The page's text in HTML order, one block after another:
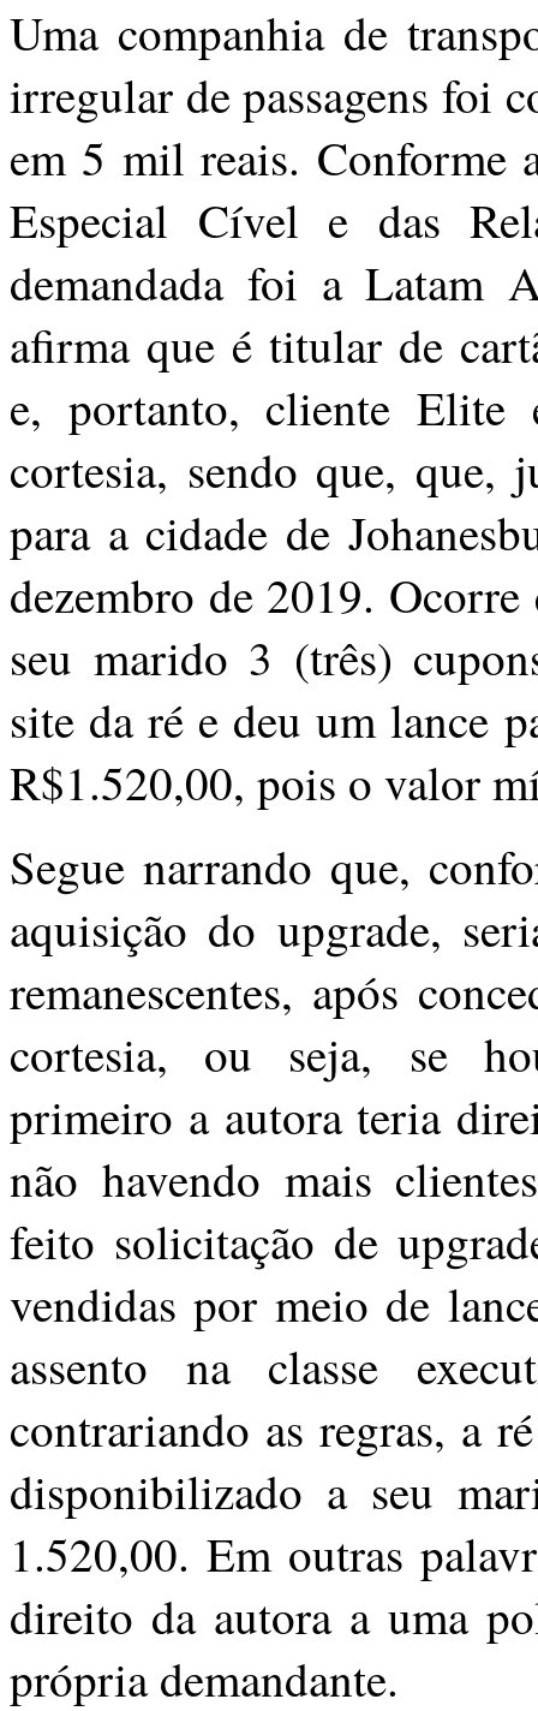
Uma companhia de
irregular de passagens foi
em 5 mil reais. Conforme
Especial Cível e das
demandada foi a Latam
afirma que é titular de
e, portanto, cliente
cortesia, sendo que, que,
para a cidade de
dezembro de 2019.
seu marido 3 (três)
site da ré e deu um lance
R$1.520,00, pois o valor
Segue narrando que,
aquisição do upgrade,
remanescentes, após
cortesia, ou seja, se
primeiro a autora teria
não havendo mais
feito solicitação de
vendidas por meio de
assento na classe
contrariando as regras, a
disponibilizado a seu
1.520,00. Em outras
direito da autora a uma
própria demandante.